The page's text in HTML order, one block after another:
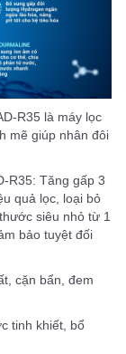
R35 là máy lọc
mẽ giúp nhân đôi
R35: Tăng gấp 3
quả lọc, loại bỏ
siêu nhỏ từ 1
bảo tuyệt đối
cặn bẩn, đem
tinh khiết, bổ